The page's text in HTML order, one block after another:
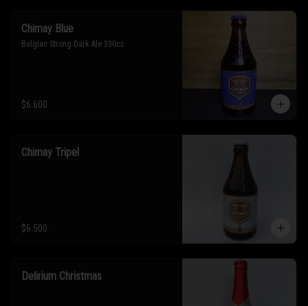
Chimay Blue
Belgian Strong Dark Ale 330cc
$6.600
Chimay Tripel
$6.500
Delirium Christmas